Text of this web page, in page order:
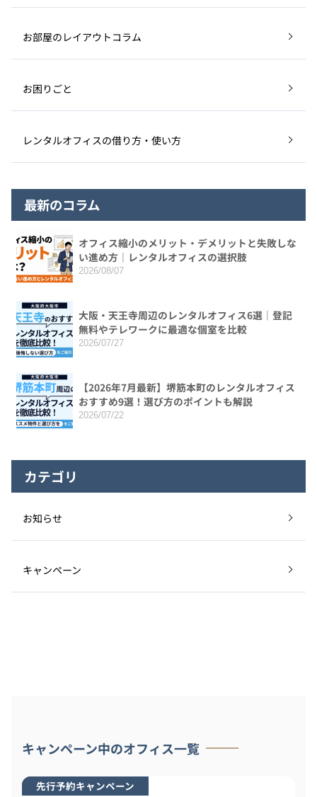
お部屋のレイアウトコラム
お困りごと
レンタルオフィスの借り方・使い方
最新のコラム
オフィス縮小のメリット・デメリットと失敗しな
い進め方｜レンタルオフィスの選択肢
2026/08/07
大阪・天王寺周辺のレンタルオフィス6選｜登記
無料やテレワークに最適な個室を比較
2026/07/27
【2026年7月最新】堺筋本町のレンタルオフィス
おすすめ9選！選び方のポイントも解説
2026/07/22
カテゴリ
お知らせ
キャンペーン
キャンペーン中のオフィス一覧
先行予約キャンペーン